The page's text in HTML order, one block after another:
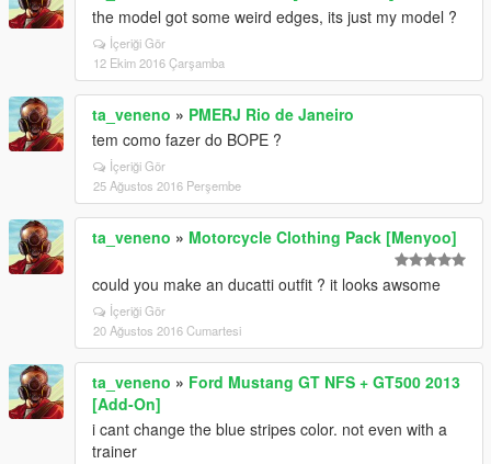
the model got some weird edges, its just my model ?
İçeriği Gör
12 Ekim 2016 Çarşamba
ta_veneno » PMERJ Rio de Janeiro
tem como fazer do BOPE ?
İçeriği Gör
25 Ağustos 2016 Perşembe
ta_veneno » Motorcycle Clothing Pack [Menyoo]
could you make an ducatti outfit ? it looks awsome
İçeriği Gör
20 Ağustos 2016 Cumartesi
ta_veneno » Ford Mustang GT NFS + GT500 2013
[Add-On]
i cant change the blue stripes color. not even with a
trainer